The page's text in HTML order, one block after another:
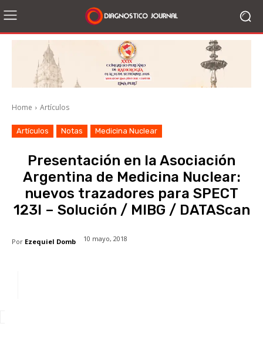
Home Artículos
Artículos Notas Medicina Nuclear
Presentación en la Asociación
Argentina de Medicina Nuclear:
nuevos trazadores para SPECT
123I – Solución / MIBG / DATAScan
Por Ezequiel Domb 10 mayo, 2018